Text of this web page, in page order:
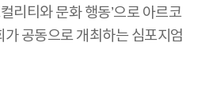
리티와 문화 행동’으로 아르코
공동으로 개최하는 심포지엄